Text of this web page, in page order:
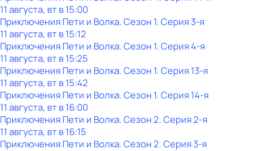
11 августа, вт в 15:00
Приключения Пети и Волка. Сезон 1. Серия 3-я
11 августа, вт в 15:12
Приключения Пети и Волка. Сезон 1. Серия 4-я
11 августа, вт в 15:25
Приключения Пети и Волка. Сезон 1. Серия 13-я
11 августа, вт в 15:42
Приключения Пети и Волка. Сезон 1. Серия 14-я
11 августа, вт в 16:00
Приключения Пети и Волка. Сезон 2. Серия 2-я
11 августа, вт в 16:15
Приключения Пети и Волка. Сезон 2. Серия 3-я